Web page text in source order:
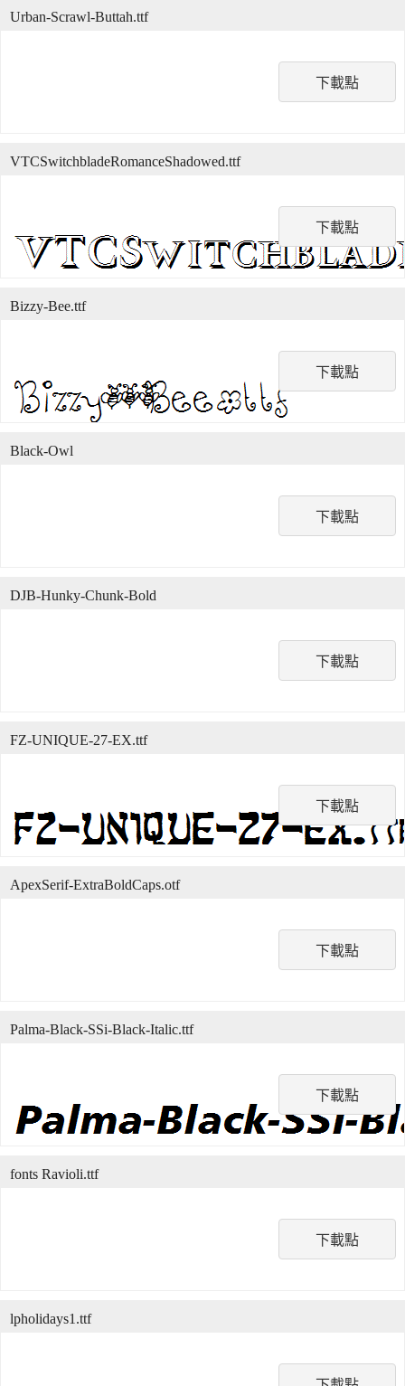
下載點
Urban-Scrawl-Buttah.ttf
下載點
VTCSwitchbladeRomanceShadowed.ttf
下載點
Bizzy-Bee.ttf
下載點
Black-Owl
下載點
DJB-Hunky-Chunk-Bold
下載點
FZ-UNIQUE-27-EX.ttf
下載點
ApexSerif-ExtraBoldCaps.otf
下載點
Palma-Black-SSi-Black-Italic.ttf
下載點
fonts Ravioli.ttf
lpholidays1.ttf